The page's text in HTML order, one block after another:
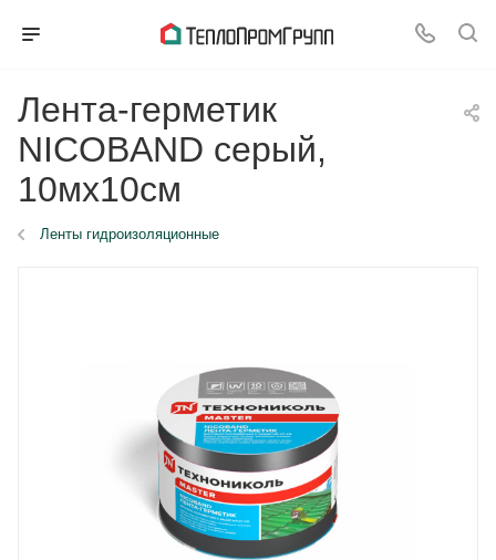
Лента-герметик
NICOBAND серый,
10мх10см
Ленты гидроизоляционные